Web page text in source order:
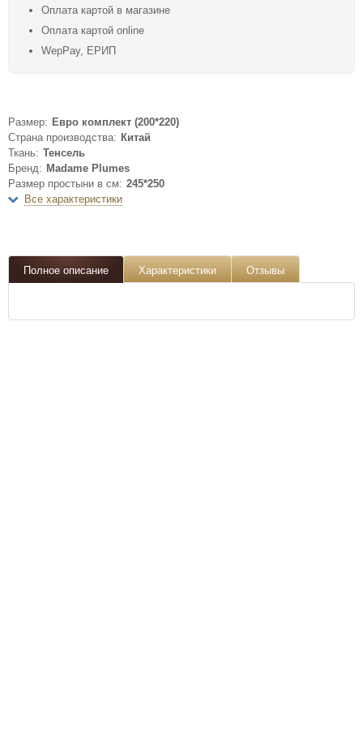
Оплата картой в магазине
Оплата картой online
WepPay, ЕРИП
Размер: Евро комплект (200*220)
Страна производства: Китай
Ткань: Тенсель
Бренд: Madame Plumes
Размер простыни в см: 245*250
Все характеристики
Полное описание Характеристики Отзывы